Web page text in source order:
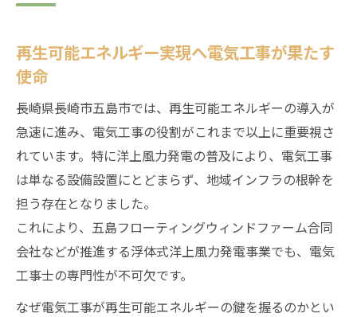
再生可能エネルギー実現へ電気工事が果たす
使命
長崎県長崎市五島市では、再生可能エネルギーの導入が
急速に進み、電気工事の役割がこれまで以上に重要視さ
れています。特に洋上風力発電の普及により、電気工事
は単なる設備設置にとどまらず、地域インフラの根幹を
担う存在となりました。
これにより、五島フローティングウィンドファーム合同
会社などが推進する浮体式洋上風力発電事業でも、電気
工事士の専門性が不可欠です。
なぜ電気工事が再生可能エネルギーの鍵を握るのかとい